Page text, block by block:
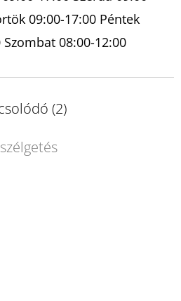
09:00-17:00 Péntek
Szombat 08:00-12:00
(2)